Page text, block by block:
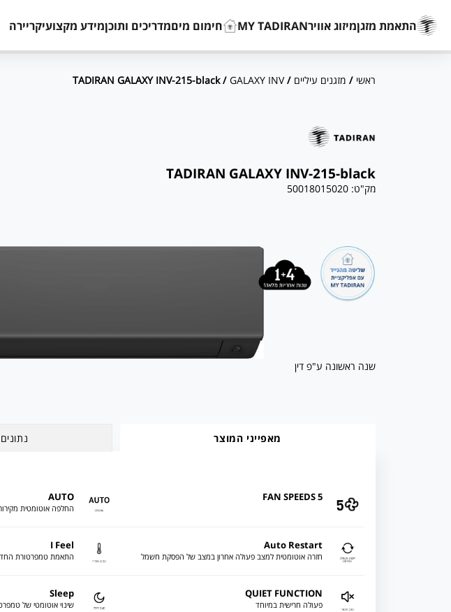
התאמת מזגןמיזוג אווירMY TADIRAN חימום מיםמדריכים ותוכןמידע מקצועיקריירה
ראשי / מזגנים עיליים /
GALAXY INV
/ TADIRAN GALAXY INV-215-black
TADIRAN GALAXY INV-215-black
מק"ט:50018015020
שנה ראשונה ע"פ דין
מאפייני המוצר
5 FAN SPEEDS
AUTO
החלפה אוטומטית
Auto Restart
חזרה אוטומטית למצב פעולה אחרון במצב של הפסקת חשמל
I Feel
התאמת טמפרטורת
QUIET FUNCTION
פעולה חרישית במיוחד
Sleep
שינוי אוטומטי של